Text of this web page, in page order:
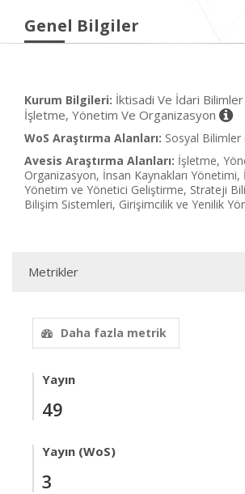
Genel Bilgiler
Kurum Bilgileri: İktisadi Ve İdari
İşletme, Yönetim Ve Organizasyon
WoS Araştırma Alanları: Sosyal Bilimler
Avesis Araştırma Alanları: İşletme,
Organizasyon, İnsan Kaynakları
Yönetim ve Yönetici Geliştirme, Strateji
Bilişim Sistemleri, Girişimcilik ve Yenilik
Metrikler
Daha fazla metrik
Yayın
49
Yayın (WoS)
3